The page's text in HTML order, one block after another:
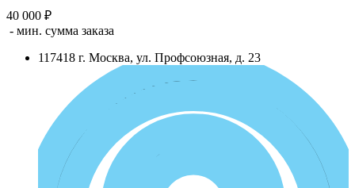
40 000 ₽
- мин. сумма заказа
117418 г. Москва, ул. Профсоюзная, д. 23